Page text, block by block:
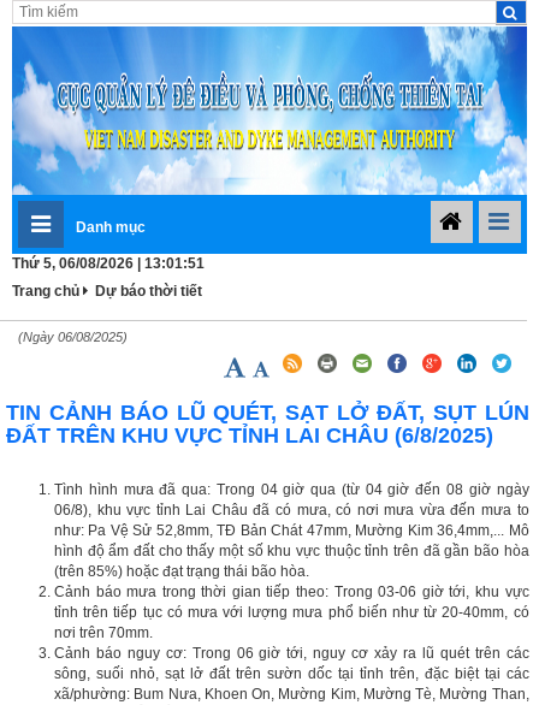
Danh mục
Thứ 5, 06/08/2026 | 13:01:51
Trang chủ
Dự báo thời tiết
(Ngày 06/08/2025)
TIN CẢNH BÁO LŨ QUÉT, SẠT LỞ ĐẤT, SỤT LÚN
ĐẤT TRÊN KHU VỰC TỈNH LAI CHÂU (6/8/2025)
Tình hình mưa đã qua: Trong 04 giờ qua (từ 04 giờ đến 08 giờ ngày
06/8), khu vực tỉnh Lai Châu đã có mưa, có nơi mưa vừa đến mưa to
như: Pa Vệ Sử 52,8mm, TĐ Bản Chát 47mm, Mường Kim 36,4mm,... Mô
hình độ ẩm đất cho thấy một số khu vực thuộc tỉnh trên đã gần bão hòa
(trên 85%) hoặc đạt trạng thái bão hòa.
Cảnh báo mưa trong thời gian tiếp theo: Trong 03-06 giờ tới, khu vực
tỉnh trên tiếp tục có mưa với lượng mưa phổ biến như từ 20-40mm, có
nơi trên 70mm.
Cảnh báo nguy cơ: Trong 06 giờ tới, nguy cơ xảy ra lũ quét trên các
sông, suối nhỏ, sạt lở đất trên sườn dốc tại tỉnh trên, đặc biệt tại các
xã/phường: Bum Nưa, Khoen On, Mường Kim, Mường Tè, Mường Than,